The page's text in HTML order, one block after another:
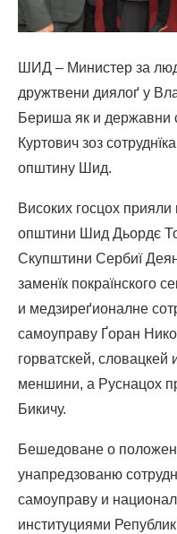
ШИД – Министер за
дружтвени диялоґ у
Бериша як и державни
Куртович зоз
општину Шид.
Високих госцох
општини Шид Дьордє
Скупштини Сербиї
заменїк покраїнского
и медзиреґионалне
самоуправу Ґоран
горватскей, словацкей
меншини, а Руснацох
Бикичу.
Бешедоване о
унапредзованю
самоуправу и
институциями